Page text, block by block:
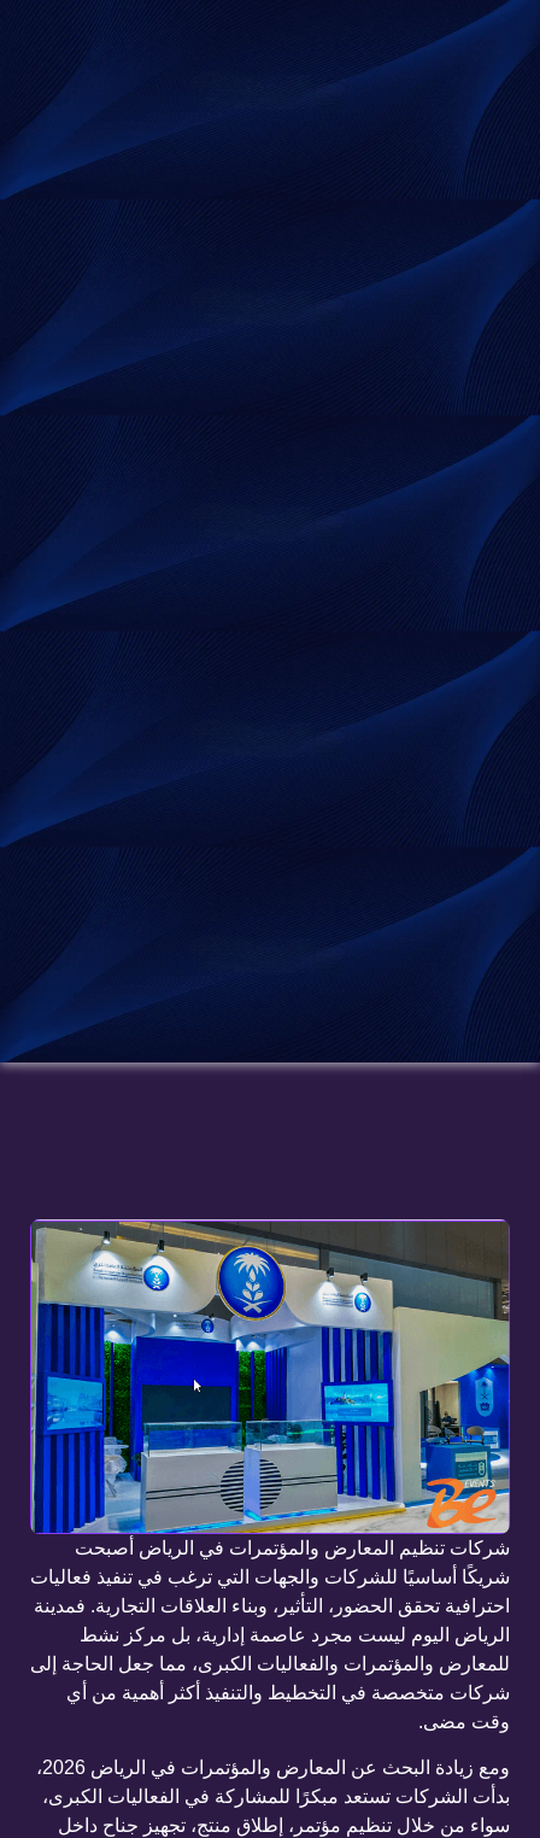
شركات تنظيم المعارض والمؤتمرات في الرياض أصبحت
شريكًا أساسيًا للشركات والجهات التي ترغب في تنفيذ فعاليات
احترافية تحقق الحضور، التأثير، وبناء العلاقات التجارية. فمدينة
الرياض اليوم ليست مجرد عاصمة إدارية، بل مركز نشط
للمعارض والمؤتمرات والفعاليات الكبرى، مما جعل الحاجة إلى
شركات متخصصة في التخطيط والتنفيذ أكثر أهمية من أي
وقت مضى.
ومع زيادة البحث عن المعارض والمؤتمرات في الرياض 2026،
بدأت الشركات تستعد مبكرًا للمشاركة في الفعاليات الكبرى،
سواء من خلال تنظيم مؤتمر، إطلاق منتج، تجهيز جناح داخل